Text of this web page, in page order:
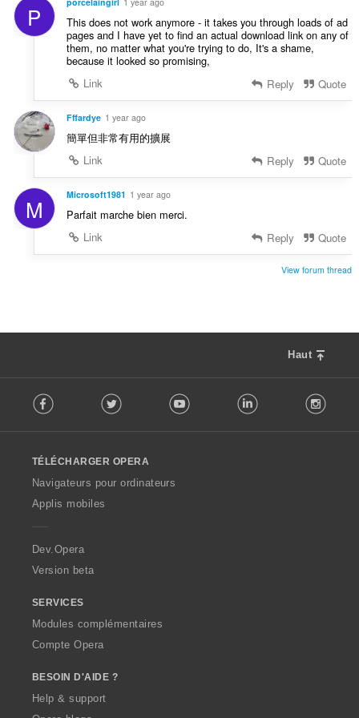
n
s
:
a
t
i
o
s
:
P
This does not work anymore - it takes you through loads of ad
pages and I have yet to find an actual download link on any of
them, no matter what you're trying to do, It's a shame,
because it looked so promising,
Link
Reply Quote
Fffardye 1 year ago
簡單但非常有用的擴展
Link
Reply Quote
M Microsoft1981 1 year ago
Parfait marche bien merci.
Link
Reply Quote
View forum thread
Haut
o
w
O
p
a
Facebook Twitter Youtube LinkedIn
TÉLÉCHARGER OPERA
Navigateurs pour ordinateurs
Applis mobiles
Dev.Opera
Version beta
SERVICES
Modules complémentaires
Compte Opera
BESOIN D'AIDE ?
Help & support